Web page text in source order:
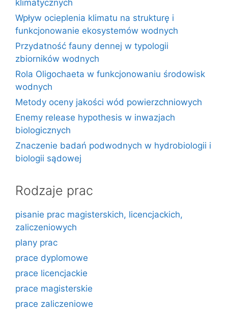
klimatycznych
Wpływ ocieplenia klimatu na strukturę i
funkcjonowanie ekosystemów wodnych
Przydatność fauny dennej w typologii
zbiorników wodnych
Rola Oligochaeta w funkcjonowaniu środowisk
wodnych
Metody oceny jakości wód powierzchniowych
Enemy release hypothesis w inwazjach
biologicznych
Znaczenie badań podwodnych w hydrobiologii i
biologii sądowej
Rodzaje prac
pisanie prac magisterskich, licencjackich,
zaliczeniowych
plany prac
prace dyplomowe
prace licencjackie
prace magisterskie
prace zaliczeniowe